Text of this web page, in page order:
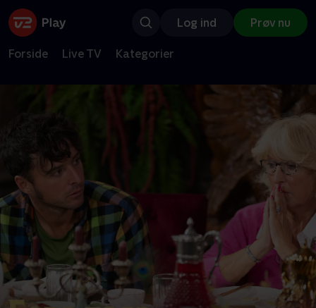
Log ind Prøv nu
Forside Live TV Kategorier